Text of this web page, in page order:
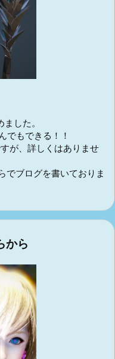
した。
でもできる！！
が、詳しくはありませ
でブログを書いておりま
から